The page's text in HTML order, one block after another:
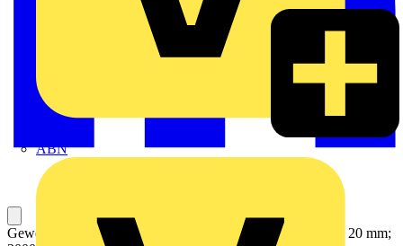
ABN
Gewebeetiketten; für Smart Printer; permanent klebend; 7 x 20 mm;